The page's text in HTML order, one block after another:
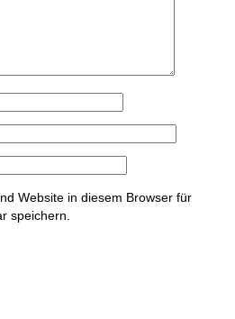
Website in diesem Browser für
speichern.